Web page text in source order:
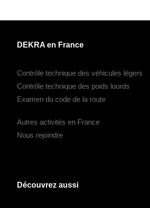
DEKRA en France
Contrôle technique des véhicules légers
Contrôle technique des poids lourds
Examen du code de la route
Autres activités en France
Nous rejoindre
Découvrez aussi